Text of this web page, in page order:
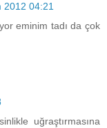
2012 04:21
eminim tadı da çok
uğraştırmasına